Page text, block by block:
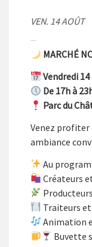
VEN. 14 AOÛT
MARCHÉ
Vendredi
De 17h à
Parc du
Venez profiter
ambiance
Au
Créateurs
Traiteurs
Animation
Buvette